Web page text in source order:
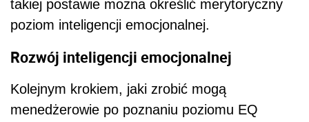
takiej postawie można określić merytoryczny
poziom inteligencji emocjonalnej.
Rozwój inteligencji emocjonalnej
Kolejnym krokiem, jaki zrobić mogą
menedżerowie po poznaniu poziomu EQ